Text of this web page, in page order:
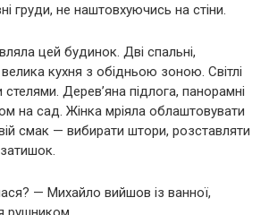
груди, не наштовхуючись на стіни.
цей будинок. Дві спальні,
кухня з обідньою зоною. Світлі
Дерев’яна підлога, панорамні
на сад. Жінка мріяла облаштовувати
смак — вибирати штори, розставляти
— Михайло вийшов із ванної,